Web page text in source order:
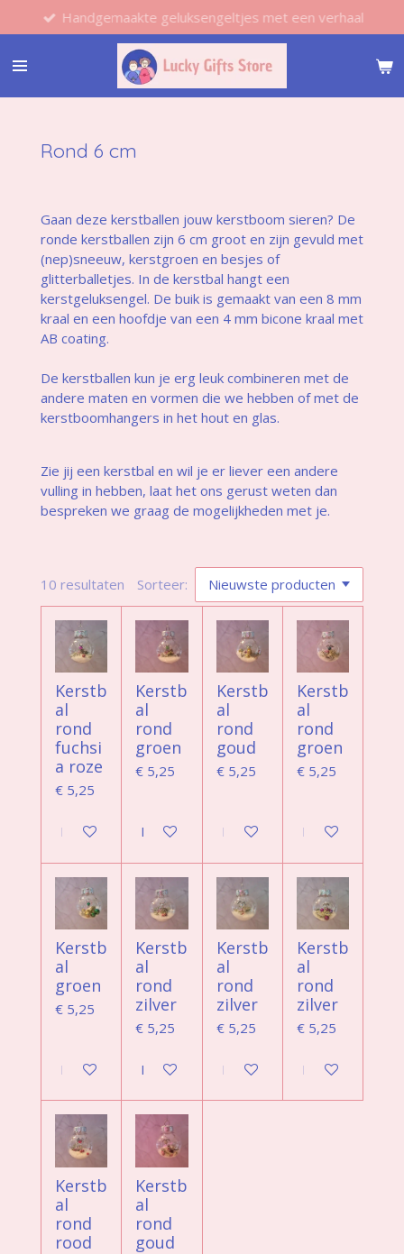
direct
naar
hoofdinhoud
Handgemaakte geluksengeltjes met een verhaal
Rond 6 cm
Gaan deze kerstballen jouw kerstboom sieren? De
ronde kerstballen zijn 6 cm groot en zijn gevuld met
(nep)sneeuw, kerstgroen en besjes of
glitterballetjes. In de kerstbal hangt een
kerstgeluksengel. De buik is gemaakt van een 8 mm
kraal en een hoofdje van een 4 mm bicone kraal met
AB coating.
De kerstballen kun je erg leuk combineren met de
andere maten en vormen die we hebben of met de
kerstboomhangers in het hout en glas.
Zie jij een kerstbal en wil je er liever een andere
vulling in hebben, laat het ons gerust weten dan
bespreken we graag de mogelijkheden met je.
10 resultaten Sorteer:
Kerstb
al
rond
fuchsi
a roze
€ 5,25
In winkelwagen
Kerstb
al
rond
groen
€ 5,25
In winkelwagen
Kerstb
al
rond
goud
€ 5,25
In winkelwagen
Kerstb
al
rond
groen
€ 5,25
In winkelwagen
Kerstb
al
groen
€ 5,25
In winkelwagen
Kerstb
al
rond
zilver
€ 5,25
In winkelwagen
Kerstb
al
rond
zilver
€ 5,25
In winkelwagen
Kerstb
al
rond
zilver
€ 5,25
In winkelwagen
Kerstb
al
rond
rood
Kerstb
al
rond
goud